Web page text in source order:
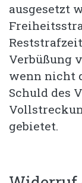
ausgesetzt
Verbüßung
wenn nicht
Schuld des
gebietet.